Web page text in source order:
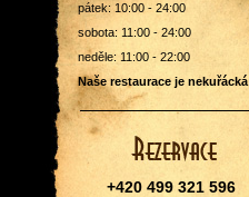
pátek: 10:00 - 24:00
sobota: 11:00 - 24:00
neděle: 11:00 - 22:00
Naše restaurace je nekuřácká
+420 499 321 596